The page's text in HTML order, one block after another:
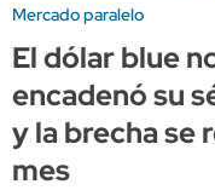
Mercado paralelo
El dólar blue
encadenó su
y la brecha se
mes